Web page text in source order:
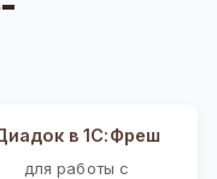
в 1С:Фреш
для работы с